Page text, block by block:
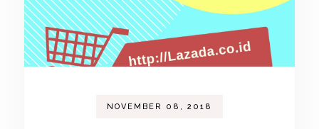
NOVEMBER 08, 2018